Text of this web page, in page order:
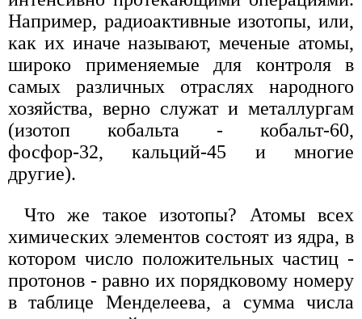
Например, радиоактивные изотопы, или,
как их иначе называют, меченые атомы,
широко применяемые для контроля в
самых различных отраслях народного
хозяйства, верно служат и металлургам
(изотоп кобальта - кобальт-60,
фосфор-32, кальций-45 и многие
другие).
Что же такое изотопы? Атомы всех
химических элементов состоят из ядра, в
котором число положительных частиц -
протонов - равно их порядковому номеру
в таблице Менделеева, а сумма числа